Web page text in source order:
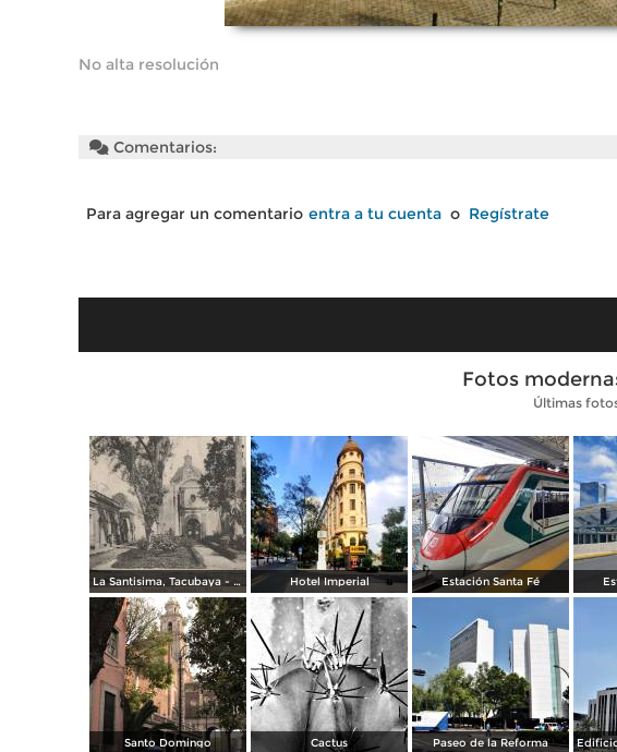
No alta resolución
Comentarios:
Para agregar un comentario entra a tu cuenta o Regístrate
Fotos
Últimas
La Santisima, Tacubaya - México Hotel Imperial Estación Santa Fé
Santo Domingo Cactus Paseo de la Reforma